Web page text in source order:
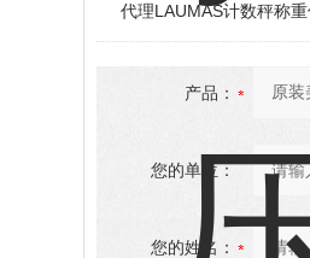
代理LAUMAS计数秤称
产品：
您的单位：
您的姓名：